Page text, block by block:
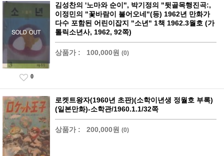
김성찬의 '노마와 순이", 박기정의 "뒷골목행진곡:,
이정민의 "꽃바람이 불어오네"(등) 1962년 만화가
다수 포함된 어린이잡지 "소년" 1책 1962.3월호 (가
톨릭소년사, 1962, 92쪽)
상품가 : 100,000원 (0)
0
로켓트왕자(1960년 초판)(소학이년생 정월호 부록)
(일본만화)-소학관/1960.1.1/32쪽
상품가 : 200,000원 (0)